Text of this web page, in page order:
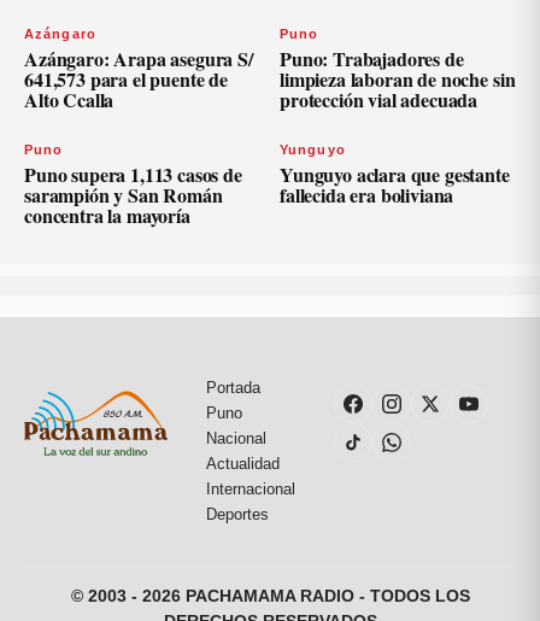
Azángaro
Azángaro: Arapa asegura S/
641,573 para el puente de
Alto Ccalla
Puno
Puno: Trabajadores de
limpieza laboran de noche sin
protección vial adecuada
Puno
Puno supera 1,113 casos de
sarampión y San Román
concentra la mayoría
Yunguyo
Yunguyo aclara que gestante
fallecida era boliviana
Portada
Puno
Nacional
Actualidad
Internacional
Deportes
© 2003 - 2026 PACHAMAMA RADIO - TODOS LOS